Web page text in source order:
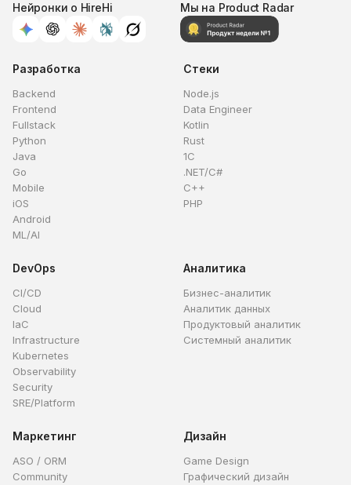
Нейронки о HireHi Мы на Product Radar
Разработка
Backend
Frontend
Fullstack
Python
Java
Go
Mobile
iOS
Android
ML/AI
Стеки
Node.js
Data Engineer
Kotlin
Rust
1C
.NET/C#
C++
PHP
DevOps
CI/CD
Cloud
IaC
Infrastructure
Kubernetes
Observability
Security
SRE/Platform
Аналитика
Бизнес-аналитик
Аналитик данных
Продуктовый аналитик
Системный аналитик
Маркетинг
ASO / ORM
Community
Дизайн
Game Design
Графический дизайн